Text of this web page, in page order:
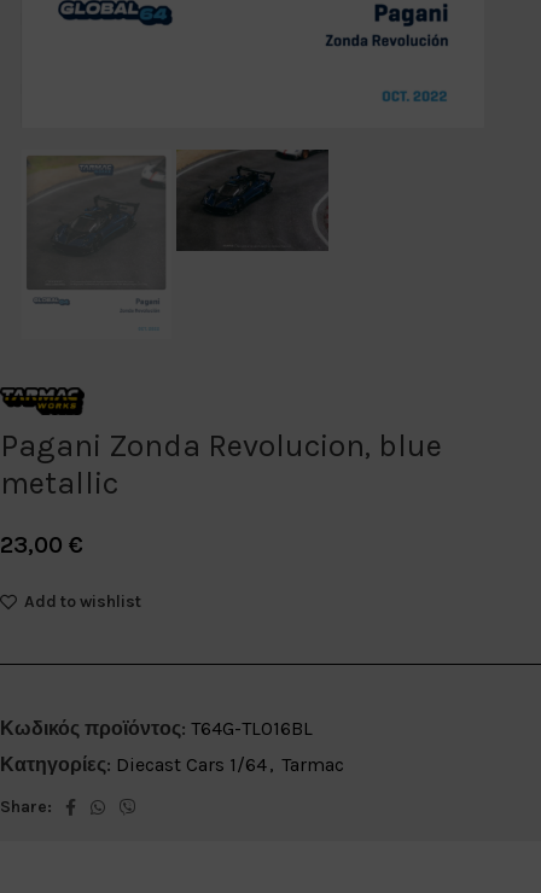
Pagani Zonda Revolucion, blue
metallic
23,00 €
Add to wishlist
Κωδικός προϊόντος: T64G-TL016BL
Κατηγορίες: Diecast Cars 1/64, Tarmac
Share: